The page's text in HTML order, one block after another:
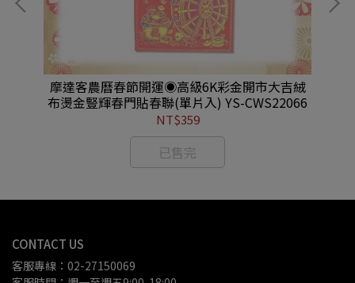
摩達客農曆春節開運◉高級6K彩金開市大吉絨
布燙金豎輝春門貼春聯(單片入) YS-CWS22066
NT$359
已售完
CONTACT US
客服專線：02-27150069